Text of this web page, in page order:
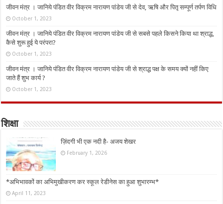
जीवन मंत्र । जानिये पंडित वीर विक्रम नारायण पांडेय जी से देव, ऋषि और पितृ सम्पूर्ण तर्पण विधि
October 1, 2023
जीवन मंत्र । जानिये पंडित वीर विक्रम नारायण पांडेय जी से सबसे पहले किसने किया था श्राद्ध,
कैसे शुरू हुई ये परंपरा?
October 1, 2023
जीवन मंत्र । जानिये पंडित वीर विक्रम नारायण पांडेय जी से श्राद्ध पक्ष के समय क्यों नहीं किए
जाते हैं शुभ कार्य ?
October 1, 2023
शिक्षा
ज़िंदगी भी एक नदी है- अजय शेखर
February 1, 2026
*अभिभावकों का अभिमुखीकरण कर स्कूल रेडीनेस का हुआ शुभारम्भ*
April 11, 2023